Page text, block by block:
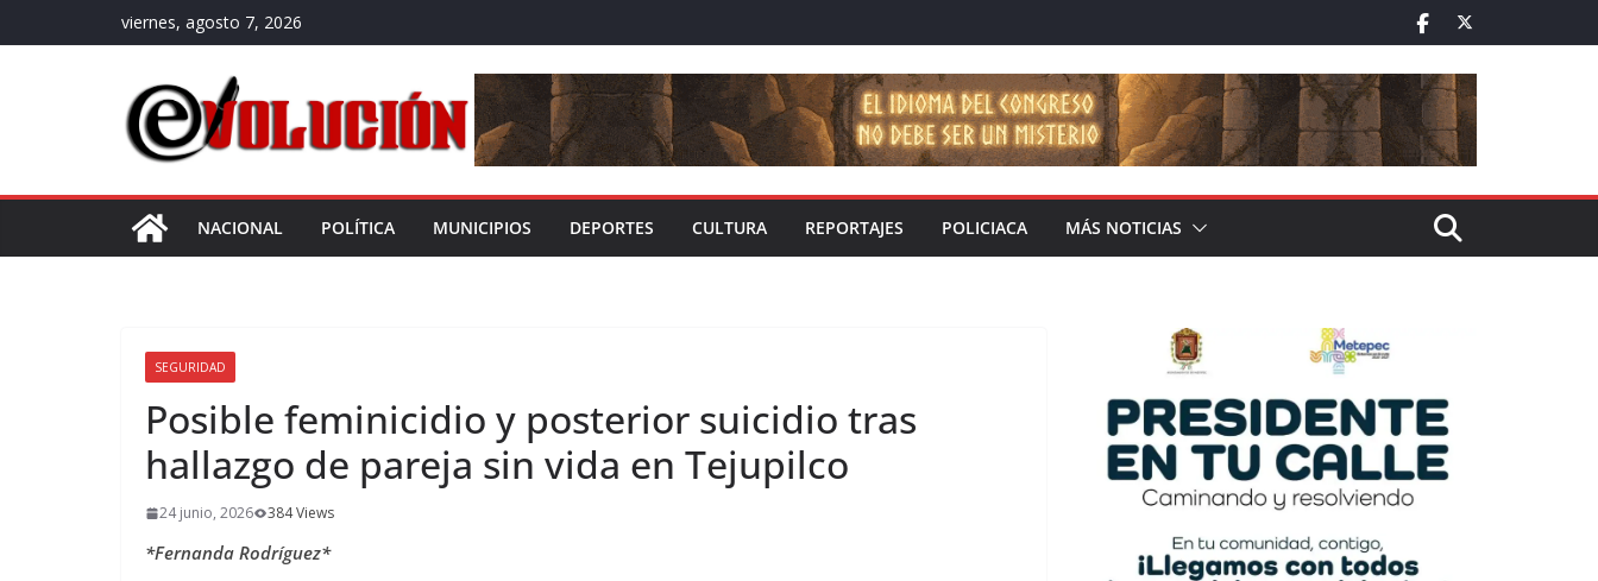
al
viernes, agosto 7, 2026
NACIONAL POLÍTICA MUNICIPIOS DEPORTES CULTURA REPORTAJES POLICIACA MÁS NOTICIAS
SEGURIDAD
Posible feminicidio y posterior suicidio tras
hallazgo de pareja sin vida en Tejupilco
24 junio, 2026 384 Views
*Fernanda Rodríguez*